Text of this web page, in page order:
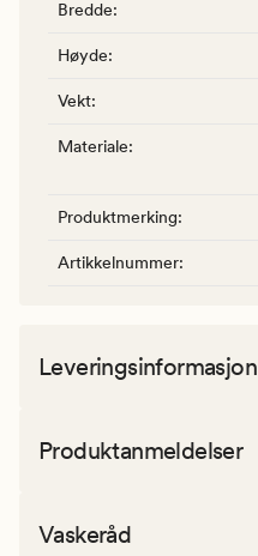
Bredde:
Høyde:
Vekt:
Materiale:
Produktmerking:
Artikkelnummer:
Leveringsinformasjon
Produktanmeldelser
Vaskeråd